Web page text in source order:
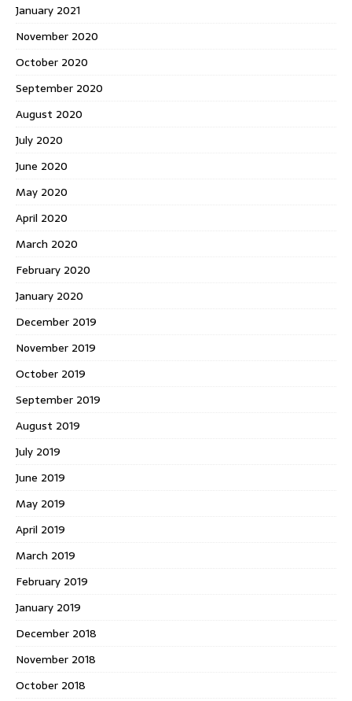
January 2021
November 2020
October 2020
September 2020
August 2020
July 2020
June 2020
May 2020
April 2020
March 2020
February 2020
January 2020
December 2019
November 2019
October 2019
September 2019
August 2019
July 2019
June 2019
May 2019
April 2019
March 2019
February 2019
January 2019
December 2018
November 2018
October 2018